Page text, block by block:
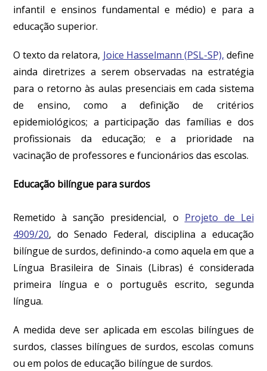
infantil e ensinos fundamental e médio) e para a
educação superior.
O texto da relatora, Joice Hasselmann (PSL-SP), define
ainda diretrizes a serem observadas na estratégia
para o retorno às aulas presenciais em cada sistema
de ensino, como a definição de critérios
epidemiológicos; a participação das famílias e dos
profissionais da educação; e a prioridade na
vacinação de professores e funcionários das escolas.
Educação bilíngue para surdos
Remetido à sanção presidencial, o Projeto de Lei
4909/20, do Senado Federal, disciplina a educação
bilíngue de surdos, definindo-a como aquela em que a
Língua Brasileira de Sinais (Libras) é considerada
primeira língua e o português escrito, segunda
língua.
A medida deve ser aplicada em escolas bilíngues de
surdos, classes bilíngues de surdos, escolas comuns
ou em polos de educação bilíngue de surdos.